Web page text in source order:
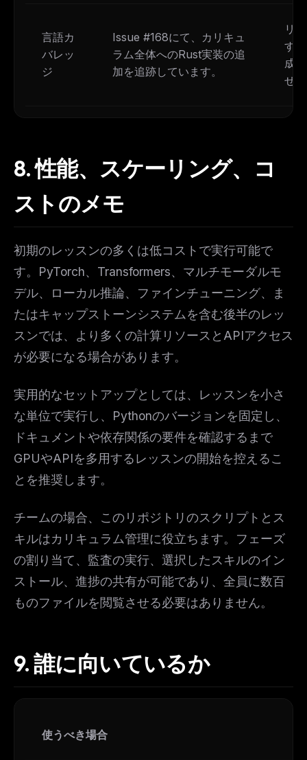
言語カ
バレッ
ジ
Issue #168にて、カリキュ
ラム全体へのRust実装の追
加を追跡しています。
リ
す
成
せ
8.性能、スケーリング、コ
ストのメモ
初期のレッスンの多くは低コストで実行可能で
す。PyTorch、Transformers、マルチモーダルモ
デル、ローカル推論、ファインチューニング、ま
たはキャップストーンシステムを含む後半のレッ
スンでは、より多くの計算リソースとAPIアクセス
が必要になる場合があります。
実用的なセットアップとしては、レッスンを小さ
な単位で実行し、Pythonのバージョンを固定し、
ドキュメントや依存関係の要件を確認するまで
GPUやAPIを多用するレッスンの開始を控えるこ
とを推奨します。
チームの場合、このリポジトリのスクリプトとス
キルはカリキュラム管理に役立ちます。フェーズ
の割り当て、監査の実行、選択したスキルのイン
ストール、進捗の共有が可能であり、全員に数百
ものファイルを閲覧させる必要はありません。
9.誰に向いているか
使うべき場合